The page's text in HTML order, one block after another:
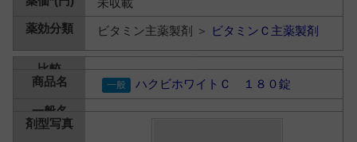
ビタミン主薬製剤 ＞ ビタミンＣ主薬製剤
ハクビホワイトＣ １８０錠